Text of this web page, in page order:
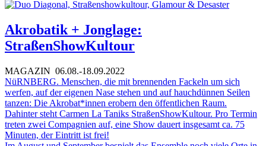
Akrobatik + Jonglage:
StraßenShowKultour
MAGAZIN 06.08.-18.09.2022
NüRNBERG. Menschen, die mit brennenden Fackeln um sich
werfen, auf der eigenen Nase stehen und auf hauchdünnen Seilen
tanzen: Die Akrobat*innen erobern den öffentlichen Raum.
Dahinter steht Carmen La Taniks StraßenShowKultour. Pro Termin
treten zwei Compagnien auf, eine Show dauert insgesamt ca. 75
Minuten, der Eintritt ist frei!